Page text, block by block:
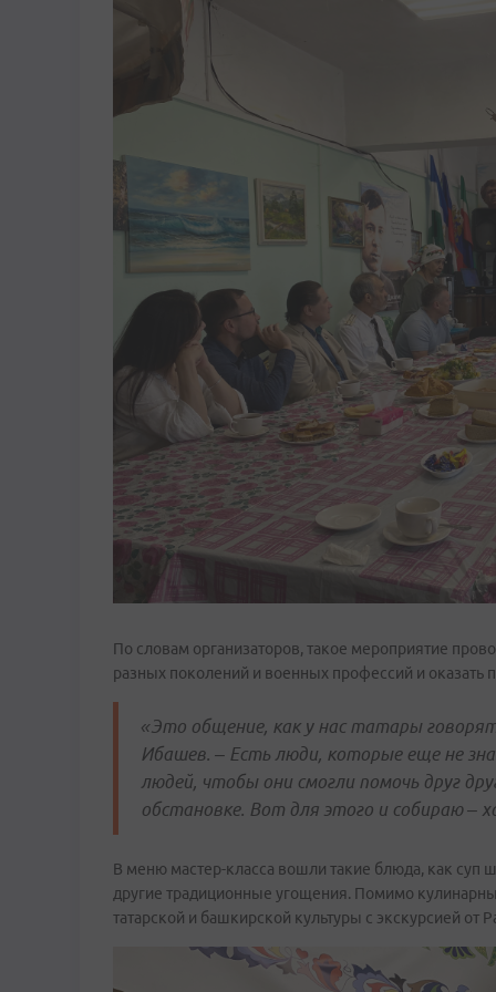
По словам организаторов, такое мероприятие
разных поколений и военных профессий и
«Это общение, как у нас татары
Ибашев. – Есть люди, которые еще не
людей, чтобы они смогли помочь друг
обстановке. Вот для этого и собираю –
В меню мастер-класса вошли такие блюда, как
другие традиционные угощения. Помимо
татарской и башкирской культуры с экскурсией от